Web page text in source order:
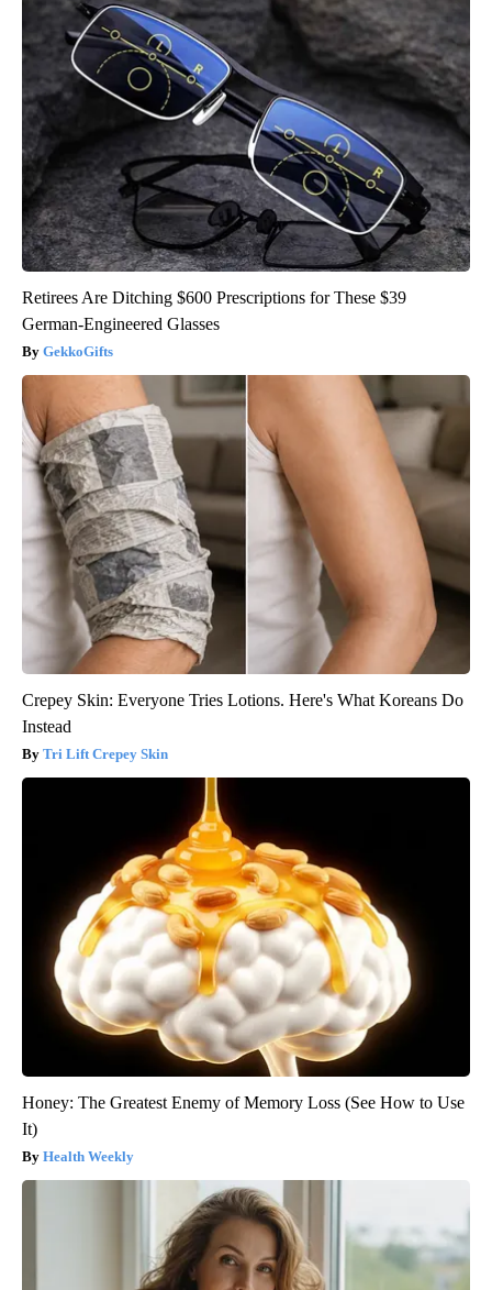
Retirees Are Ditching $600 Prescriptions for These $39
German-Engineered Glasses
GekkoGifts
Crepey Skin: Everyone Tries Lotions. Here's What Koreans Do
Instead
Tri Lift Crepey Skin
Honey: The Greatest Enemy of Memory Loss (See How to Use
It)
Health Weekly